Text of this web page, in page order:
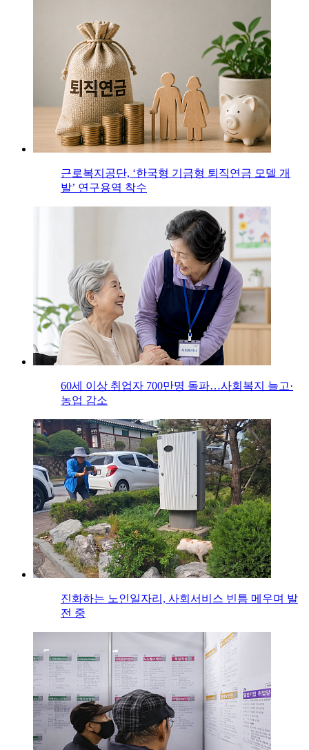
근로복지공단, ‘한국형 기금형 퇴직연금 모델 개
발’ 연구용역 착수
60세 이상 취업자 700만명 돌파…사회복지 늘고·
농업 감소
진화하는 노인일자리, 사회서비스 빈틈 메우며 발
전 중